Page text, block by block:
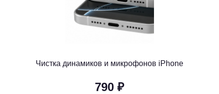
Чистка динамиков и микрофонов iPhone
790 ₽